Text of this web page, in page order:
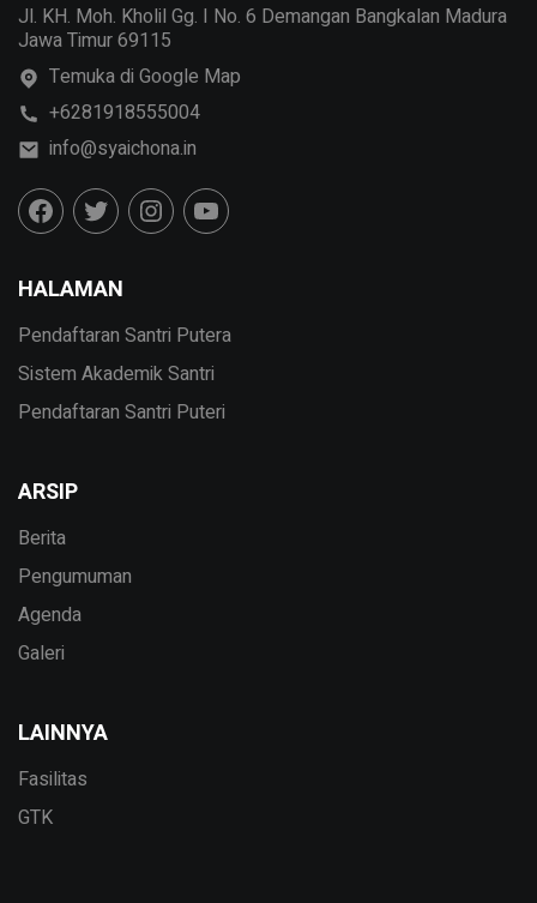
Jl. KH. Moh. Kholil Gg. I No. 6 Demangan Bangkalan Madura
Jawa Timur 69115
Temuka di Google Map
+6281918555004
info@syaichona.in
HALAMAN
Pendaftaran Santri Putera
Sistem Akademik Santri
Pendaftaran Santri Puteri
ARSIP
Berita
Pengumuman
Agenda
Galeri
LAINNYA
Fasilitas
GTK